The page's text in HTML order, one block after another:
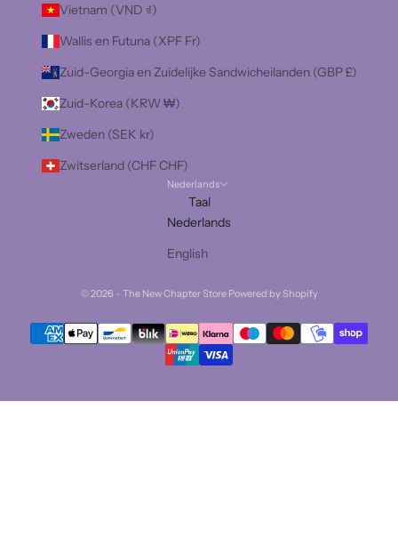
Vietnam (VND ₫)
Wallis en Futuna (XPF Fr)
Zuid-Georgia en Zuidelijke Sandwicheilanden (GBP £)
Zuid-Korea (KRW ₩)
Zweden (SEK kr)
Zwitserland (CHF CHF)
Nederlands
Taal
Nederlands
English
© 2026 - The New Chapter Store Powered by Shopify